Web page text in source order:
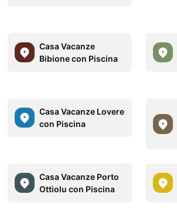
Casa Vacanze
Bibione con Piscina
Casa Vacanze Lovere
con Piscina
Casa Vacanze Porto
Ottiolu con Piscina